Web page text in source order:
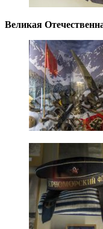
Великая